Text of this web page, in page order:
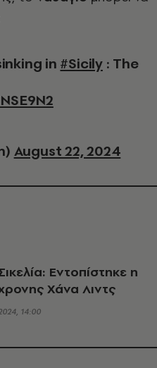
in #Sicily: The
August 22, 2024
Εντοπίστηκε η
Χάνα Λιντς
14:00